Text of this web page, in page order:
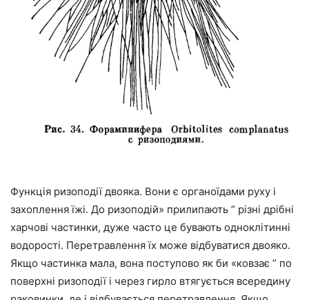
Функція ризоподії двояка. Вони є органоїдами руху і
захоплення їжі. До ризоподій» прилипають ” різні дрібні
харчові частинки, дуже часто це бувають одноклітинні
водорості. Перетравлення їх може відбуватися двояко.
Якщо частинка мала, вона поступово як би «ковзає ” по
поверхні ризоподії і через гирло втягується всередину